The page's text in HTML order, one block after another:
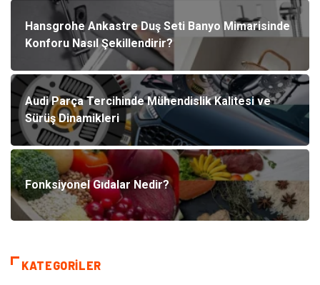
Hansgrohe Ankastre Duş Seti Banyo Mimarisinde
Konforu Nasıl Şekillendirir?
Audi Parça Tercihinde Mühendislik Kalitesi ve
Sürüş Dinamikleri
Fonksiyonel Gıdalar Nedir?
KATEGORILER